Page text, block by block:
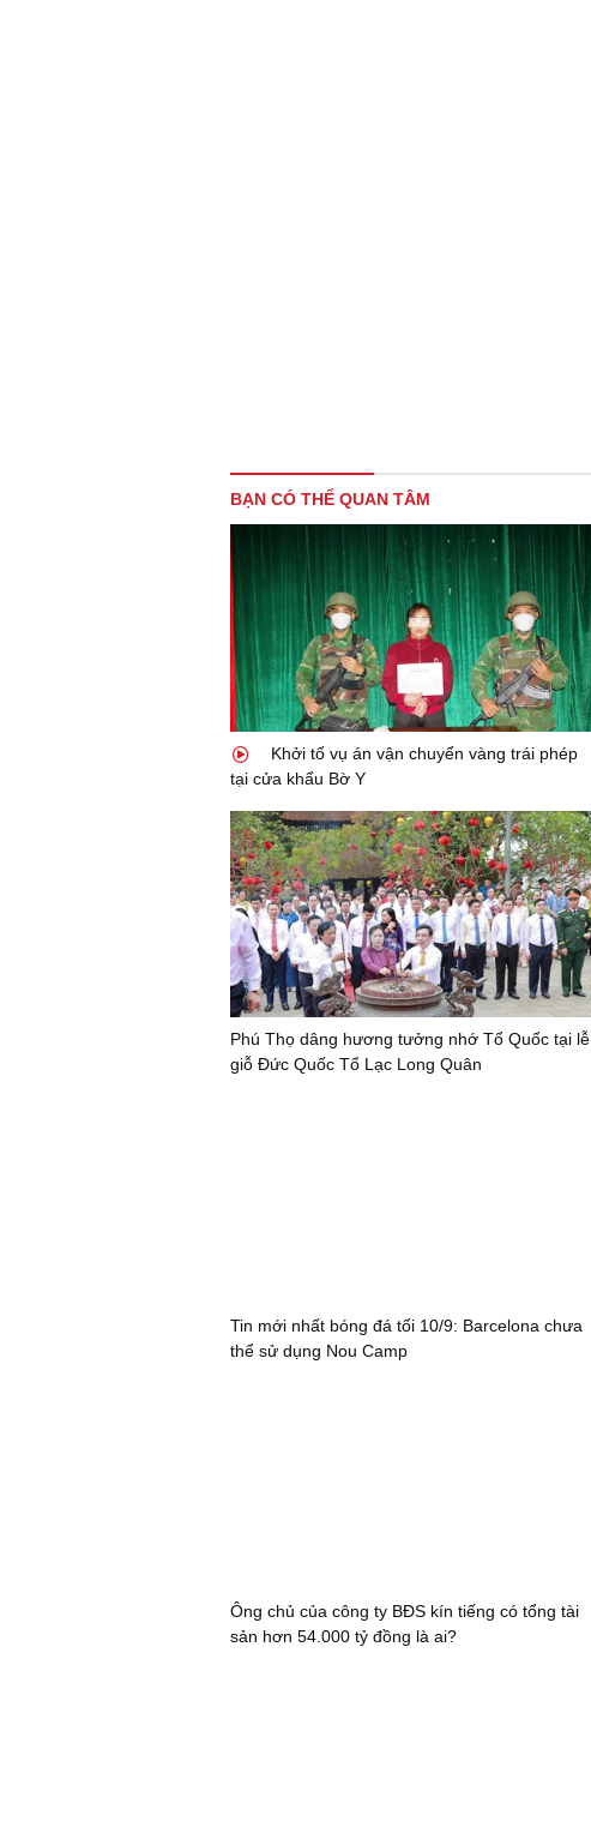
BẠN CÓ THỂ QUAN TÂM
Khởi tố vụ án vận chuyển vàng trái phép
tại cửa khẩu Bờ Y
Phú Thọ dâng hương tưởng nhớ Tổ Quốc tại lễ
giỗ Đức Quốc Tổ Lạc Long Quân
Tin mới nhất bóng đá tối 10/9: Barcelona chưa
thể sử dụng Nou Camp
Ông chủ của công ty BĐS kín tiếng có tổng tài
sản hơn 54.000 tỷ đồng là ai?